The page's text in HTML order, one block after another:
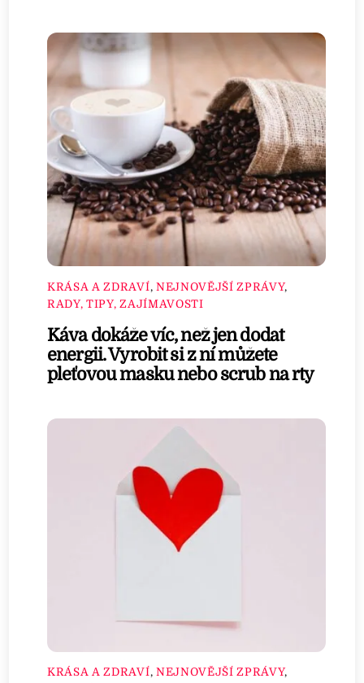
KRÁSA A ZDRAVÍ, NEJNOVĚJŠÍ ZPRÁVY,
RADY, TIPY, ZAJÍMAVOSTI
Káva dokáže víc, než jen dodat
energii. Vyrobit si z ní můžete
pleťovou masku nebo scrub na rty
KRÁSA A ZDRAVÍ, NEJNOVĚJŠÍ ZPRÁVY,